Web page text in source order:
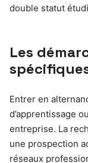
double statut
Les
Entrer en
d’apprentissage
entreprise. La
une prospection
réseaux